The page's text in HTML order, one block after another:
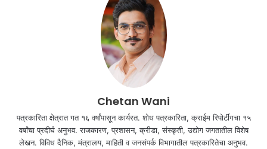
Chetan Wani
पत्रकारिता क्षेत्रात गत १६ वर्षांपासून कार्यरत. शोध पत्रकारिता, क्राईम रिपोर्टींगचा १५
वर्षांचा प्रदीर्घ अनुभव. राजकारण, प्रशासन, क्रीडा, संस्कृती, उद्योग जगतातील विशेष
लेखन. विविध दैनिक, मंत्रालय, माहिती व जनसंपर्क विभागातील पत्रकारितेचा अनुभव.